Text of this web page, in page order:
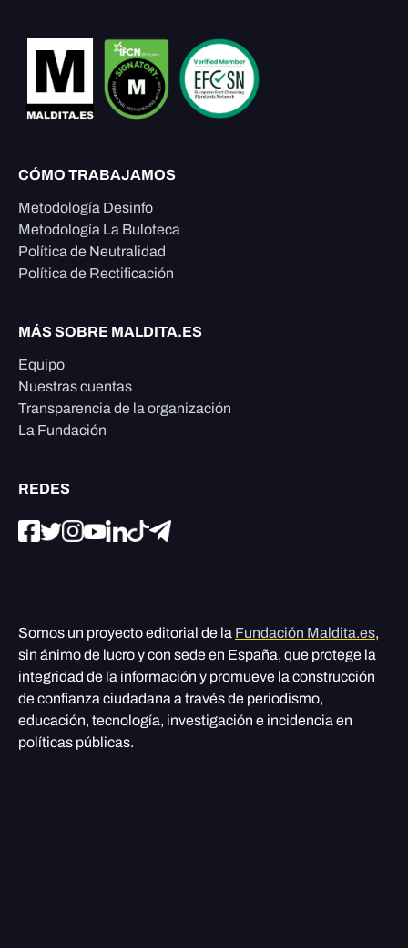
CÓMO TRABAJAMOS
Metodología Desinfo
Metodología La Buloteca
Política de Neutralidad
Política de Rectificación
MÁS SOBRE MALDITA.ES
Equipo
Nuestras cuentas
Transparencia de la organización
La Fundación
REDES
Somos un proyecto editorial de la Fundación Maldita.es,
sin ánimo de lucro y con sede en España, que protege la
integridad de la información y promueve la construcción
de confianza ciudadana a través de periodismo,
educación, tecnología, investigación e incidencia en
políticas públicas.